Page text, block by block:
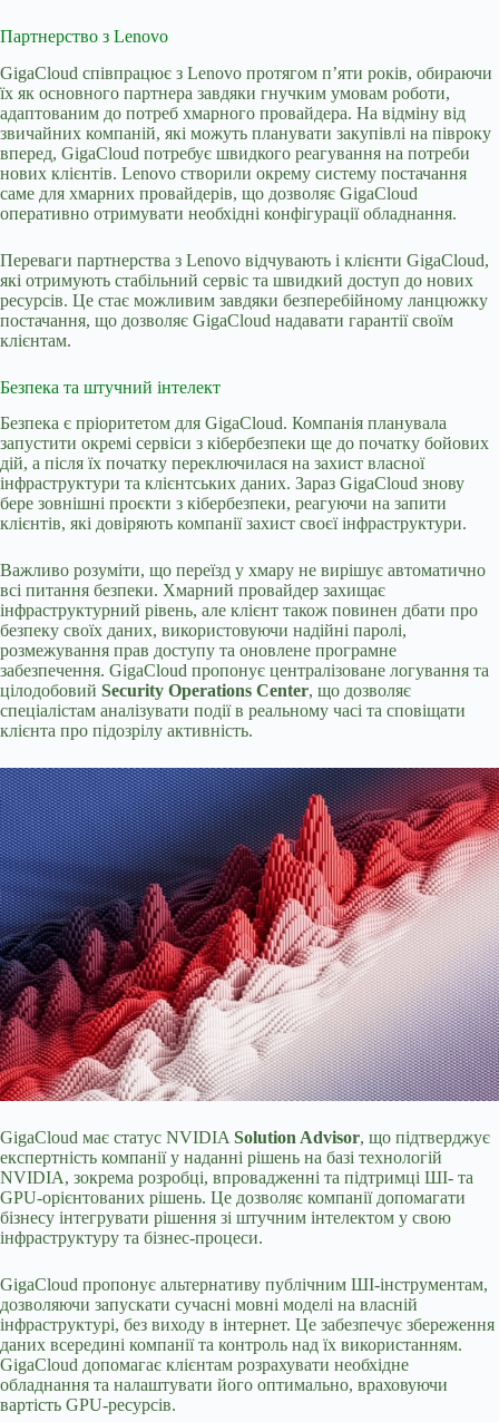
Партнерство з Lenovo
GigaCloud співпрацює з Lenovo протягом п’яти років, обираючи
їх як основного партнера завдяки гнучким умовам роботи,
адаптованим до потреб хмарного провайдера. На відміну від
звичайних компаній, які можуть планувати закупівлі на півроку
вперед, GigaCloud потребує швидкого реагування на потреби
нових клієнтів. Lenovo створили окрему систему постачання
саме для хмарних провайдерів, що дозволяє GigaCloud
оперативно отримувати необхідні конфігурації обладнання.
Переваги партнерства з Lenovo відчувають і клієнти GigaCloud,
які отримують стабільний сервіс та швидкий доступ до нових
ресурсів. Це стає можливим завдяки безперебійному ланцюжку
постачання, що дозволяє GigaCloud надавати гарантії своїм
клієнтам.
Безпека та штучний інтелект
Безпека є пріоритетом для GigaCloud. Компанія планувала
запустити окремі сервіси з кібербезпеки ще до початку бойових
дій, а після їх початку переключилася на захист власної
інфраструктури та клієнтських даних. Зараз GigaCloud знову
бере зовнішні проєкти з кібербезпеки, реагуючи на запити
клієнтів, які довіряють компанії захист своєї інфраструктури.
Важливо розуміти, що переїзд у хмару не вирішує автоматично
всі питання безпеки. Хмарний провайдер захищає
інфраструктурний рівень, але клієнт також повинен дбати про
безпеку своїх даних, використовуючи надійні паролі,
розмежування прав доступу та оновлене програмне
забезпечення. GigaCloud пропонує централізоване логування та
цілодобовий Security Operations Center, що дозволяє
спеціалістам аналізувати події в реальному часі та сповіщати
клієнта про підозрілу активність.
GigaCloud має статус NVIDIA Solution Advisor, що підтверджує
експертність компанії у наданні рішень на базі технологій
NVIDIA, зокрема розробці, впровадженні та підтримці ШІ- та
GPU-орієнтованих рішень. Це дозволяє компанії допомагати
бізнесу інтегрувати рішення зі штучним інтелектом у свою
інфраструктуру та бізнес-процеси.
GigaCloud пропонує альтернативу публічним ШІ-інструментам,
дозволяючи запускати сучасні мовні моделі на власній
інфраструктурі, без виходу в інтернет. Це забезпечує збереження
даних всередині компанії та контроль над їх використанням.
GigaCloud допомагає клієнтам розрахувати необхідне
обладнання та налаштувати його оптимально, враховуючи
вартість GPU-ресурсів.